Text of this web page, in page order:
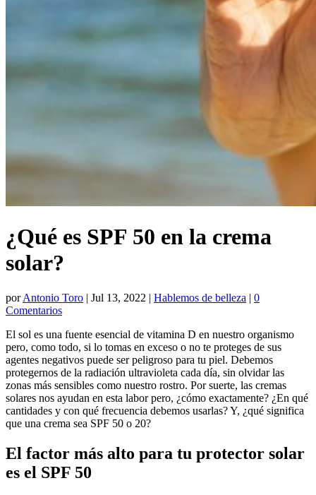
¿Qué es SPF 50 en la crema
solar?
porAntonio Toro | Jul 13, 2022 | Hablemos de belleza | 0
Comentarios
El sol es una fuente esencial de vitamina D en nuestro organismo
pero, como todo, si lo tomas en exceso o no te proteges de sus
agentes negativos puede ser peligroso para tu piel. Debemos
protegernos de la radiación ultravioleta cada día, sin olvidar las
zonas más sensibles como nuestro rostro. Por suerte, las cremas
solares nos ayudan en esta labor pero, ¿cómo exactamente? ¿En qué
cantidades y con qué frecuencia debemos usarlas? Y, ¿qué significa
que una crema sea SPF 50 o 20?
El factor más alto para tu protector solar
es el SPF 50